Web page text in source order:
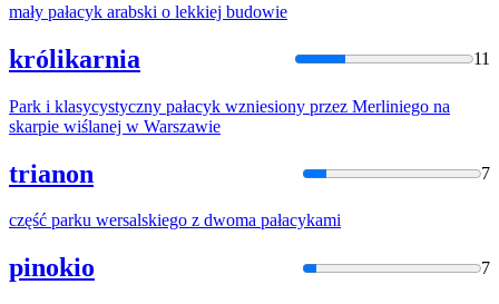
mały pałacyk arabski o lekkiej budowie
królikarnia 11
Park i klasycystyczny pałacyk wzniesiony przez Merliniego na
skarpie wiślanej w Warszawie
trianon 7
część parku wersalskiego z dwoma pałacykami
pinokio 7